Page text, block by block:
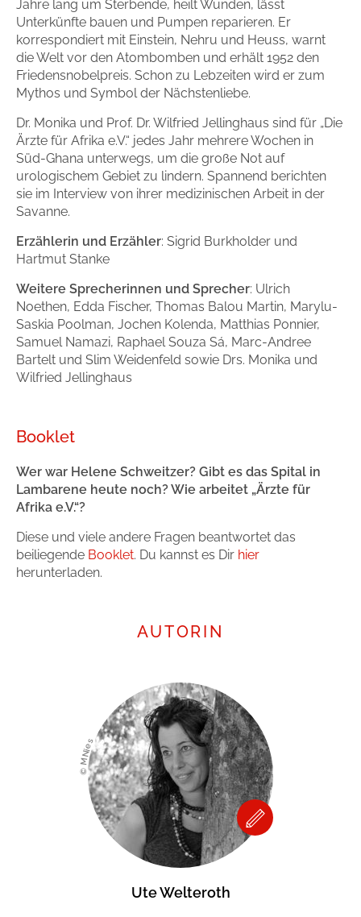
Jahre lang um Sterbende, heilt Wunden, lässt
Unterkünfte bauen und Pumpen reparieren. Er
korrespondiert mit Einstein, Nehru und Heuss, warnt
die Welt vor den Atombomben und erhält 1952 den
Friedensnobelpreis. Schon zu Lebzeiten wird er zum
Mythos und Symbol der Nächstenliebe.
Dr. Monika und Prof. Dr. Wilfried Jellinghaus sind für „Die
Ärzte für Afrika e.V.“ jedes Jahr mehrere Wochen in
Süd-Ghana unterwegs, um die große Not auf
urologischem Gebiet zu lindern. Spannend berichten
sie im Interview von ihrer medizinischen Arbeit in der
Savanne.
Erzählerin und Erzähler: Sigrid Burkholder und
Hartmut Stanke
Weitere Sprecherinnen und Sprecher: Ulrich
Noethen, Edda Fischer, Thomas Balou Martin, Marylu-
Saskia Poolman, Jochen Kolenda, Matthias Ponnier,
Samuel Namazi, Raphael Souza Sá, Marc-Andree
Bartelt und Slim Weidenfeld sowie Drs. Monika und
Wilfried Jellinghaus
Booklet
Wer war Helene Schweitzer? Gibt es das Spital in
Lambarene heute noch? Wie arbeitet „Ärzte für
Afrika e.V.“?
Diese und viele andere Fragen beantwortet das
beiliegende Booklet. Du kannst es Dir hier
herunterladen.
AUTORIN
© MNies
Ute Welteroth